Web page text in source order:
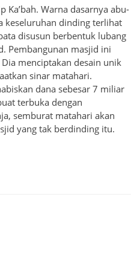
Ka’bah. Warna dasarnya abu-
keseluruhan dinding terlihat
disusun berbentuk lubang
Pembangunan masjid ini
menciptakan desain unik
sinar matahari.
dana sebesar 7 miliar
terbuka dengan
semburat matahari akan
yang tak berdinding itu.